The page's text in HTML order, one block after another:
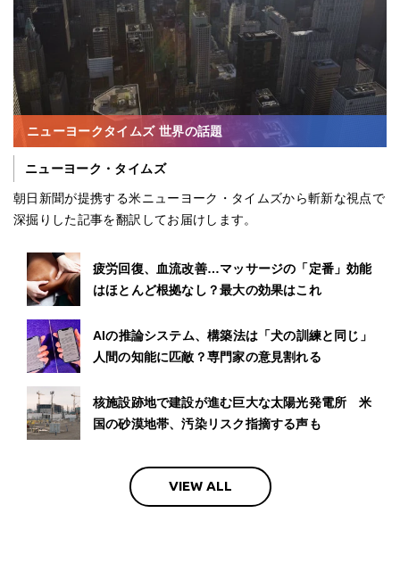
ニューヨークタイムズ 世界の話題
ニューヨーク・タイムズ
朝日新聞が提携する米ニューヨーク・タイムズから斬新な視点で
深掘りした記事を翻訳してお届けします。
疲労回復、血流改善…マッサージの「定番」効能
はほとんど根拠なし？最大の効果はこれ
AIの推論システム、構築法は「犬の訓練と同じ」
人間の知能に匹敵？専門家の意見割れる
核施設跡地で建設が進む巨大な太陽光発電所 米
国の砂漠地帯、汚染リスク指摘する声も
VIEW ALL